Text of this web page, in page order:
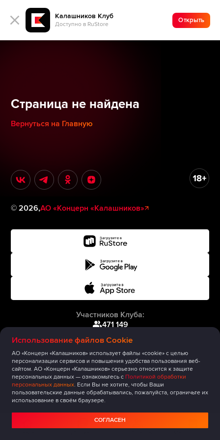
Калашников Клуб
Доступно в RuStore
Открыть
Использование файлов Cookie
АО «Концерн «Калашников» использует файлы «cookie» с целью
персонализации сервисов и повышения удобства пользования веб-
сайтом. АО «Концерн «Калашников» серьезно относится к защите
персональных данных — ознакомьтесь с Политикой обработки
персональных данных. Если Вы не хотите, чтобы Ваши
пользовательские данные обрабатывались, пожалуйста, ограничьте их
использование в своём браузере.
СОГЛАСЕН
Страница не найдена
Вернуться на Главную
©2026,АО «Концерн «Калашников»
Участников Клуба:
471 149